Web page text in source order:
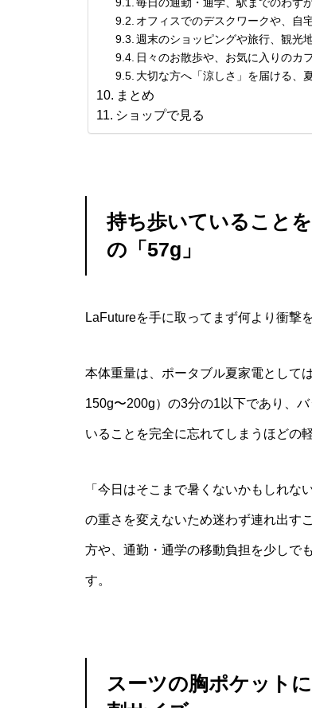
オフィスでのデスクワークや、自
週末のショッピングや旅行、観光
日々のお散歩や、お気に入りのカ
大切な方へ「涼しさ」を届ける、
まとめ
ショップで見る
持ち歩いていること
の「57g」
LaFutureを手に取ってまず何より衝撃
本体重量は、ポータブル夏家電として
150g〜200g）の3分の1以下であり、
いることを完全に忘れてしまうほどの
「今日はそこまで暑くないかもしれ
の重さを変えないため迷わず連れ出す
方や、通勤・通学の移動負担を少しで
す。
スーツの胸ポケット